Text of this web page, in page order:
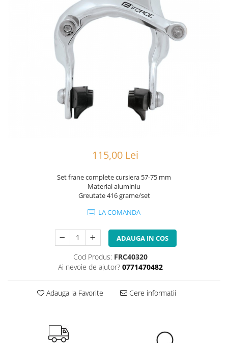
Reflectorizante
Roti ajutatoare
Manete schimbator
Mansoane & Ghidoline
Schimbatoare si accesorii
115,00 Lei
Set frane complete cursiera 57-75 mm
Material aluminiu
Greutate 416 grame/set
LA COMANDA
ADAUGA IN COS
Cod Produs: FRC40320
Ai nevoie de ajutor? 0771470482
Adauga la Favorite Cere informatii